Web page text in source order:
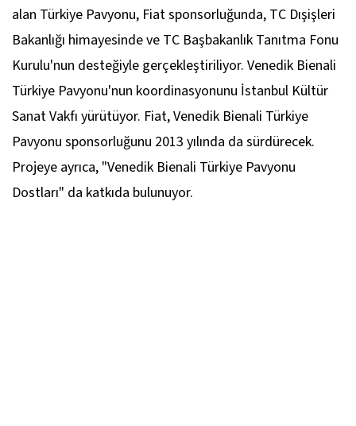
alan Türkiye Pavyonu, Fiat sponsorluğunda, TC Dışişleri
Bakanlığı himayesinde ve TC Başbakanlık Tanıtma Fonu
Kurulu'nun desteğiyle gerçekleştiriliyor. Venedik Bienali
Türkiye Pavyonu'nun koordinasyonunu İstanbul Kültür
Sanat Vakfı yürütüyor. Fiat, Venedik Bienali Türkiye
Pavyonu sponsorluğunu 2013 yılında da sürdürecek.
Projeye ayrıca, "Venedik Bienali Türkiye Pavyonu
Dostları" da katkıda bulunuyor.